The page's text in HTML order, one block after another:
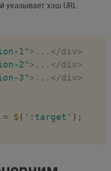
хэш URL
1"> ... </div>
2"> ... </div>
3"> ... </div>
= $ ( ':target' ) ;